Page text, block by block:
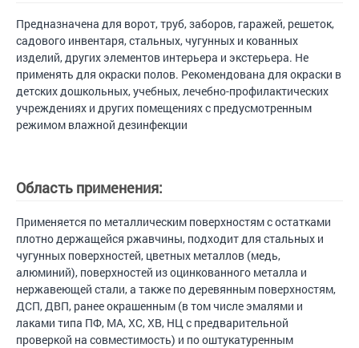
Предназначена для ворот, труб, заборов, гаражей, решеток,
садового инвентаря, стальных, чугунных и кованных
изделий, других элементов интерьера и экстерьера. Не
применять для окраски полов. Рекомендована для окраски в
детских дошкольных, учебных, лечебно-профилактических
учреждениях и других помещениях с предусмотренным
режимом влажной дезинфекции
Область применения:
Применяется по металлическим поверхностям с остатками
плотно держащейся ржавчины, подходит для стальных и
чугунных поверхностей, цветных металлов (медь,
алюминий), поверхностей из оцинкованного металла и
нержавеющей стали, а также по деревянным поверхностям,
ДСП, ДВП, ранее окрашенным (в том числе эмалями и
лаками типа ПФ, МА, ХС, ХВ, НЦ с предварительной
проверкой на совместимость) и по оштукатуренным